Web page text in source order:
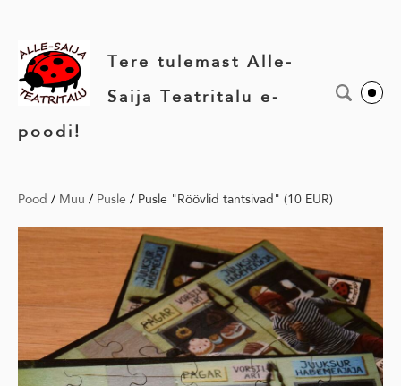
Tere tulemast Alle-
Saija Teatritalu e-
poodi!
Pood / Muu / Pusle / Pusle "Röövlid tantsivad" (10 EUR)